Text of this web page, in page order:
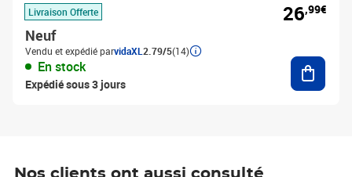
Livraison Offerte
Neuf
Vendu et expédié parvidaXL 2.79/5(14)
En stock
Expédié sous 3 jours
26,99€
Nos clients ont aussi consulté